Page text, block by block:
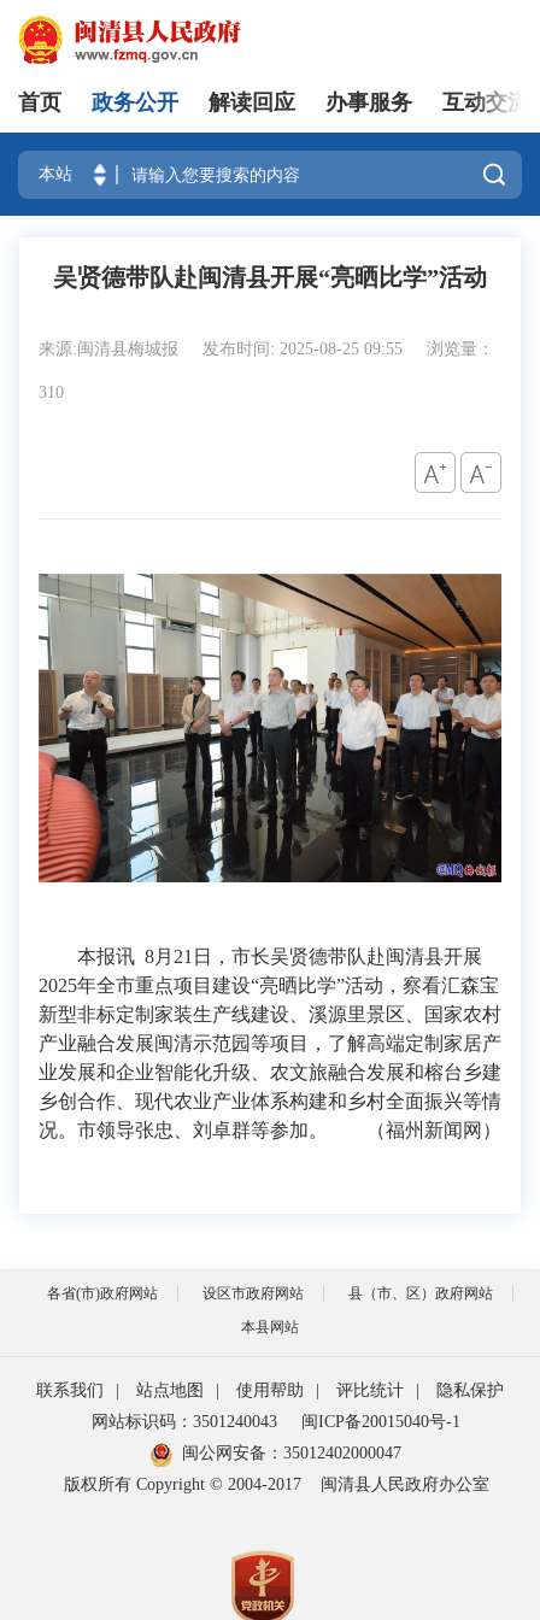
登录
首页 政务公开 解读回应 办事服务 互动交流

吴贤德带队赴闽清县开展“亮晒比学”活动
来源:闽清县梅城报 发布时间: 2025-08-25 09:55 浏览量：
310
本报讯 8月21日，市长吴贤德带队赴闽清县开展
2025年全市重点项目建设“亮晒比学”活动，察看汇森宝
新型非标定制家装生产线建设、溪源里景区、国家农村
产业融合发展闽清示范园等项目，了解高端定制家居产
业发展和企业智能化升级、农文旅融合发展和榕台乡建
乡创合作、现代农业产业体系构建和乡村全面振兴等情
况。市领导张忠、刘卓群等参加。 （福州新闻网）
各省(市)政府网站 设区市政府网站
县（市、区）政府网站
本县网站
联系我们 站点地图 使用帮助 评比统计
隐私保护
网站标识码：3501240043
闽ICP备20015040号-1
闽公网安备： 35012402000047
版权所有 Copyright © 2004-2017
闽清县人民政府办公室